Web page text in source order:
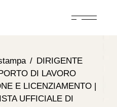
DIRIGENTE
DI LAVORO
E LICENZIAMENTO |
UFFICIALE DI